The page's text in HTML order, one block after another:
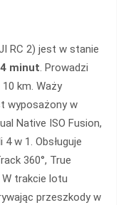
RC 2) jest w stanie
minut. Prowadzi
km. Waży
wyposażony w
Native ISO Fusion,
w 1. Obsługuje
360°, True
trakcie lotu
przeszkody w